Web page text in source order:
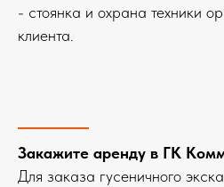
- стоянка и охрана техники
клиента.
Закажите аренду в ГК
Для заказа гусеничного